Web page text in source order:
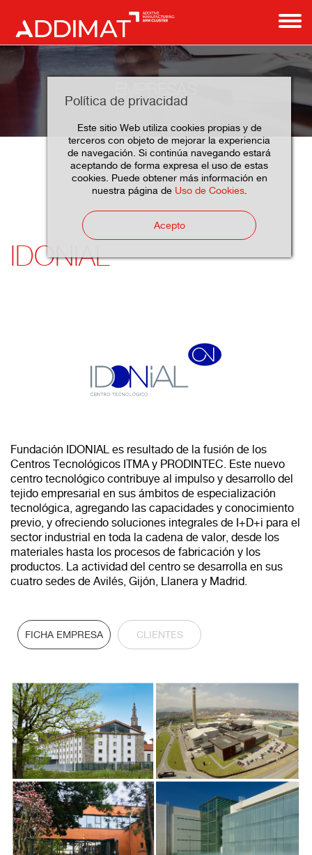
Política de privacidad
Este sitio Web utiliza cookies propias y de
terceros con objeto de mejorar la experiencia
de navegación. Si continúa navegando estará
aceptando de forma expresa el uso de estas
cookies. Puede obtener más información en
nuestra página de Uso de Cookies.
Acepto
Home Empresas Asociados Idonial
IDONIAL
Fundación IDONIAL es resultado de la fusión de los
Centros Tecnológicos ITMA y PRODINTEC. Este nuevo
centro tecnológico contribuye al impulso y desarrollo del
tejido empresarial en sus ámbitos de especialización
tecnológica, agregando las capacidades y conocimiento
previo, y ofreciendo soluciones integrales de I+D+i para el
sector industrial en toda la cadena de valor, desde los
materiales hasta los procesos de fabricación y los
productos. La actividad del centro se desarrolla en sus
cuatro sedes de Avilés, Gijón, Llanera y Madrid.
FICHA EMPRESA CLIENTES